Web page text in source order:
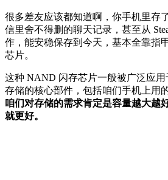
很多差友应该都知道啊，你手机里存
信里舍不得删的聊天记录，甚至从
作，能安稳保存到今天，基本全靠指
芯片。
这种 NAND 闪存芯片一般被广泛应
存储的核心部件，包括咱们手机上用
咱们对存储的需求肯定是容量越大越
就更好。